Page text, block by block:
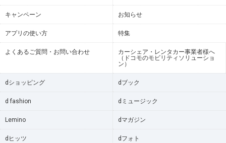
キャンペーン お知らせ
アプリの使い方 特集
よくあるご質問・お問い合わせ
カーシェア・レンタカー事業者様へ
（ドコモのモビリティソリューショ
ン）
dショッピング dブック
d fashion dミュージック
Lemino dマガジン
dヒッツ dフォト